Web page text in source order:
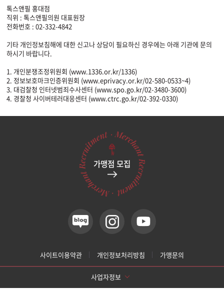
톡스앤필 홍대점
직위 : 톡스앤필의원 대표원장
전화번호 : 02-332-4842
기타 개인정보침해에 대한 신고나 상담이 필요하신 경우에는 아래 기관에 문의
하시기 바랍니다.
1. 개인분쟁조정위원회 (www.1336.or.kr/1336)
2. 정보보호마크인증위원회 (www.eprivacy.or.kr/02-580-0533~4)
3. 대검찰청 인터넷범죄수사센터 (www.spo.go.kr/02-3480-3600)
4. 경찰청 사이버테러대응센터 (www.ctrc.go.kr/02-392-0330)
가맹점 모집
사이트이용약관 개인정보처리방침 가맹문의
사업자정보